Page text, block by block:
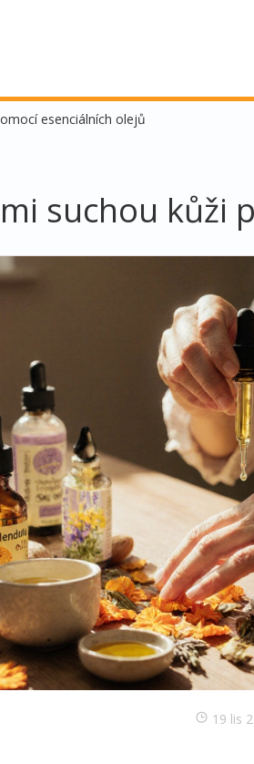
esenciálních olejů
suchou kůži
19 lis